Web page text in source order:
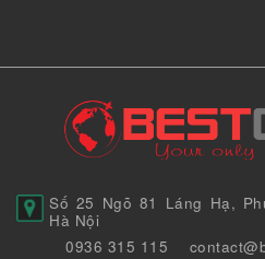
Số 25 Ngõ 81 Láng Hạ,
Hà Nội
0936 315 115